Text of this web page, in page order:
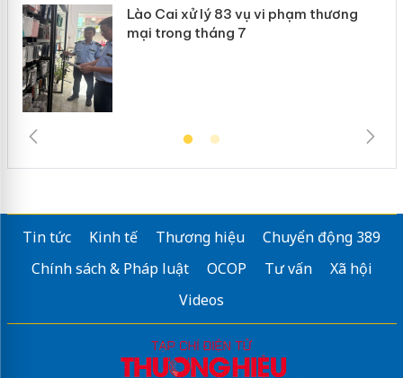
Lào Cai xử lý 83 vụ vi phạm thương
mại trong tháng 7
Tin tức Kinh tế Thương hiệu
Chuyển động 389
Chính sách & Pháp luật
OCOP Tư vấn
Xã hội
Videos